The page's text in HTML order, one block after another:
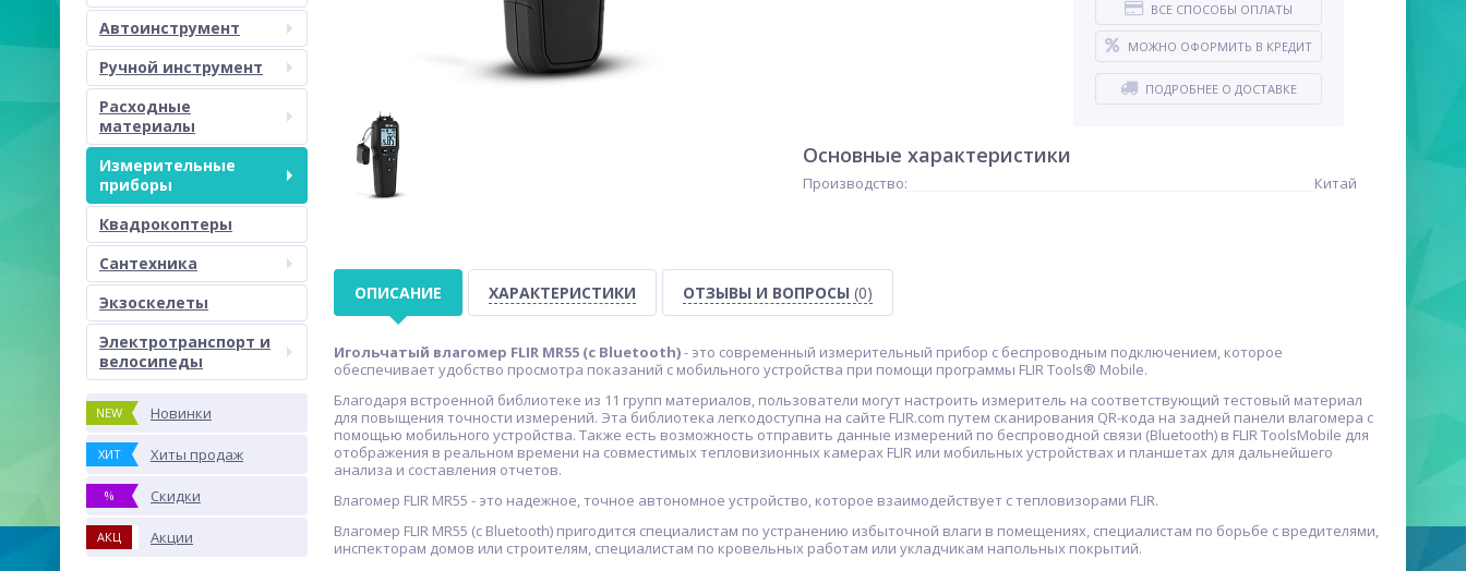
Автоинструмент
Ручной инструмент
Расходные
материалы
Измерительные
приборы
Квадрокоптеры
Сантехника
Экзоскелеты
Электротранспорт и
велосипеды
NEW Новинки
ХИТ Хиты продаж
% Скидки
АКЦ Акции
ВСЕ СПОСОБЫ ОПЛАТЫ
МОЖНО ОФОРМИТЬ В КРЕДИТ
ПОДРОБНЕЕ О ДОСТАВКЕ
Основные характеристики
Производство: Китай
ОПИСАНИЕ ХАРАКТЕРИСТИКИ ОТЗЫВЫ И ВОПРОСЫ (0)
Игольчатый влагомер FLIR MR55 (с Bluetooth)- это современный измерительный прибор с беспроводным подключением, которое
обеспечивает удобство просмотра показаний с мобильного устройства при помощи программы FLIR Tools® Mobile.
Благодаря встроенной библиотеке из 11 групп материалов, пользователи могут настроить измеритель на соответствующий тестовый материал
для повыщения точности измерений. Эта библиотека легкодоступна на сайте FLIR.com путем сканирования QR-кода на задней панели влагомера с
помощью мобильного устройства. Также есть возможность отправить данные измерений по беспроводной связи (Bluetooth) в FLIR ToolsMobile для
отображения в реальном времени на совместимых тепловизионных камерах FLIR или мобильных устройствах и планшетах для дальнейшего
анализа и составления отчетов.
Влагомер FLIR MR55 - это надежное, точное автономное устройство, которое взаимодействует с тепловизорами FLIR.
Влагомер FLIR MR55 (с Bluetooth) пригодится специалистам по устранению избыточной влаги в помещениях, специалистам по борьбе с вредителями,
инспекторам домов или строителям, специалистам по кровельных работам или укладчикам напольных покрытий.